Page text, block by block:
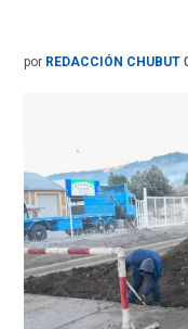
por REDACCIÓN CHUBUT